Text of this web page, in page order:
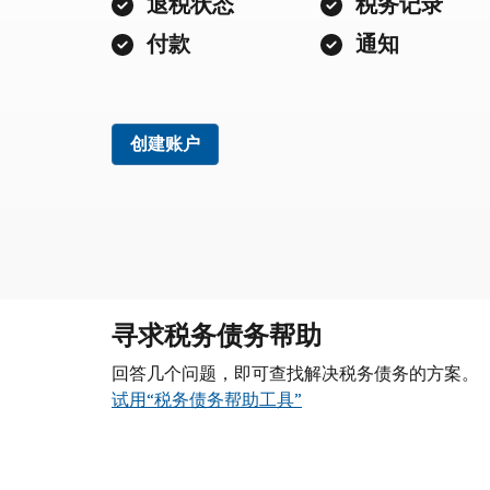
付款
通知
创建账户
寻求税务债务帮助
回答几个问题，即可查找解决税务债务的方案。
试用“税务债务帮助工具”